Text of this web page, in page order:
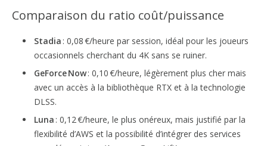
Comparaison du ratio coût/puissance
Stadia : 0,08 €/heure par session, idéal pour les joueurs
occasionnels cherchant du 4K sans se ruiner.
GeForce Now: 0,10 €/heure, légèrement plus cher mais
avec un accès à la bibliothèque RTX et à la technologie
DLSS.
Luna : 0,12 €/heure, le plus onéreux, mais justifié par la
flexibilité d’AWS et la possibilité d’intégrer des services